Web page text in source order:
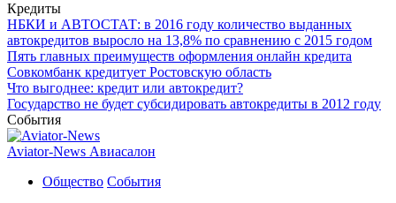
Кредиты
НБКИ и АВТОСТАТ: в 2016 году количество выданных
автокредитов выросло на 13,8% по сравнению с 2015 годом
Пять главных преимуществ оформления онлайн кредита
Совкомбанк кредитует Ростовскую область
Что выгоднее: кредит или автокредит?
Государство не будет субсидировать автокредиты в 2012 году
События
Aviator-News Авиасалон
Общество События